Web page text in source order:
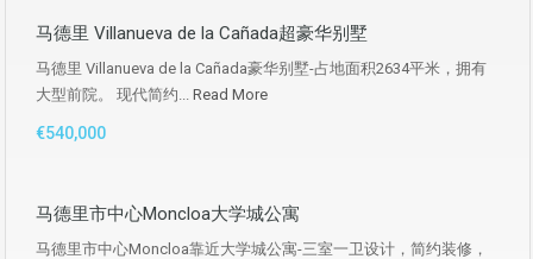
马德里 Villanueva de la Cañada超豪华别墅
马德里 Villanueva de la Cañada豪华别墅-占地面积2634平米，拥有
大型前院。 现代简约... Read More
€540,000
马德里市中心Moncloa大学城公寓
马德里市中心Moncloa靠近大学城公寓-三室一卫设计，简约装修，